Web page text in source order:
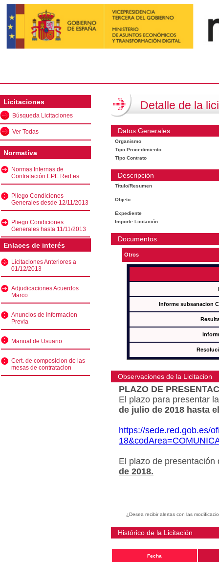
Licitaciones
Búsqueda Licitaciones
Ver Todas
Normativa
Normas Internas de
Contratación EPE Red.es
Pliego Condiciones
Generales desde 12/11/2013
Pliego Condiciones
Generales hasta 11/11/2013
Enlaces de interés
Licitaciones Anteriores a
01/12/2013
Adjudicaciones Acuerdos
Marco
Anuncios de Informacion
Previa
Manual de Usuario
Cert. de composicion de las
mesas de contratacion
Detalle de la
Datos Generales
Organismo
Tipo Procedimiento
Tipo Contrato
Descripción
Título/Resumen
Objeto
Expediente
Importe Licitación
Documentos
Otros
Informe subsanacion
Observaciones de la Licitacion
PLAZO DE
El plazo para presentar
de julio de 2018 hasta
https://sede.red.gob.es/
El plazo de
de 2018.
¿Desea recibir alertas con las
Histórico de la Licitación
Fecha